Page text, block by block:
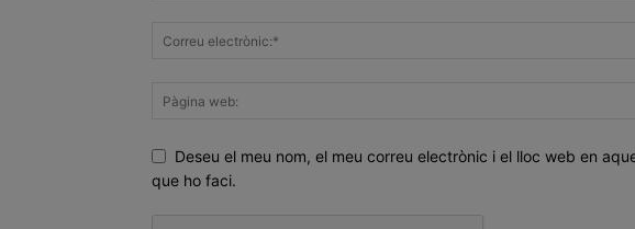
Deseu el meu nom, el meu correu electrònic i el lloc web en
que ho faci.